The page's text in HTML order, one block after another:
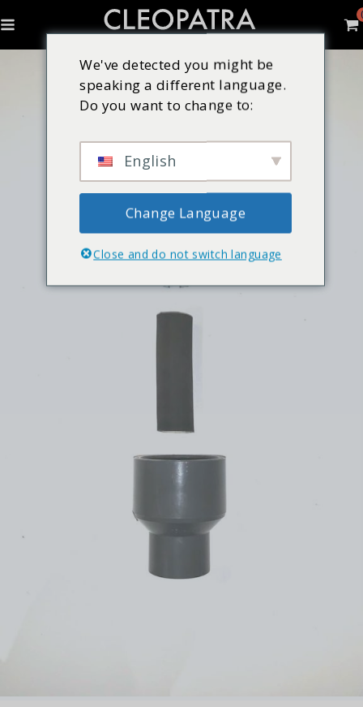
We've detected you might be
speaking a different language.
Do you want to change to:
English
Change Language
Close and do not switch language